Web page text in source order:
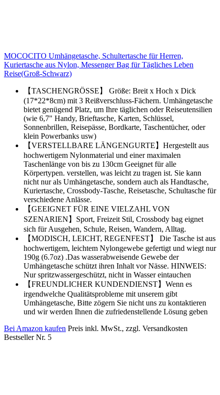
MOCOCITO Umhängetasche, Schultertasche für Herren,
Kuriertasche aus Nylon, Messenger Bag für Tägliches Leben
Reise(Groß-Schwarz)
【TASCHENGRÖSSE】 Größe: Breit x Hoch x Dick
(17*22*8cm) mit 3 Reißverschluss-Fächern. Umhängetasche
bietet genügend Platz, um Ihre täglichen oder Reiseutensilien
(wie 6,7" Handy, Brieftasche, Karten, Schlüssel,
Sonnenbrillen, Reisepässe, Bordkarte, Taschentücher, oder
klein Powerbanks usw)
【VERSTELLBARE LÄNGENGURTE】Hergestellt aus
hochwertigem Nylonmaterial und einer maximalen
Taschenlänge von bis zu 130cm Geeignet für alle
Körpertypen. verstellen, was leicht zu tragen ist. Sie kann
nicht nur als Umhängetasche, sondern auch als Handtasche,
Kuriertasche, Crossbody-Tasche, Reisetasche, Schultasche für
verschiedene Anlässe.
【GEEIGNET FÜR EINE VIELZAHL VON
SZENARIEN】Sport, Freizeit Stil, Crossbody bag eignet
sich für Ausgehen, Schule, Reisen, Wandern, Alltag.
【MODISCH, LEICHT, REGENFEST】 Die Tasche ist aus
hochwertigem, leichtem Nylongewebe gefertigt und wiegt nur
190g (6.7oz) .Das wasserabweisende Gewebe der
Umhängetasche schützt ihren Inhalt vor Nässe. HINWEIS:
Nur spritzwassergeschützt, nicht in Wasser eintauchen
【FREUNDLICHER KUNDENDIENST】Wenn es
irgendwelche Qualitätsprobleme mit unserem gibt
Umhängetasche, Bitte zögern Sie nicht uns zu kontaktieren
und wir werden Ihnen die zufriedenstellende Lösung geben
Bei Amazon kaufen Preis inkl. MwSt., zzgl. Versandkosten
Bestseller Nr. 5